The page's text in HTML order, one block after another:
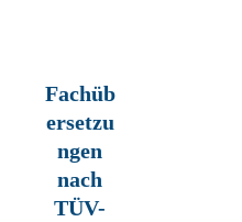
Fachüb
ersetzu
ngen
nach
TÜV-